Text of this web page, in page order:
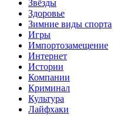
Звёзды
Здоровье
Зимние виды спорта
Игры
Импортозамещение
Интернет
Истории
Компании
Криминал
Культура
Лайфхаки